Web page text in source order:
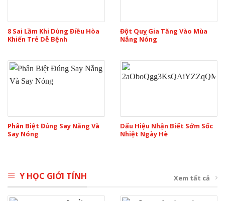
8 Sai Lầm Khi Dùng Điều Hòa
Khiến Trẻ Dễ Bệnh
Đột Quỵ Gia Tăng Vào Mùa
Nắng Nóng
Phân Biệt Đúng Say Nắng Và
Say Nóng
Dấu Hiệu Nhận Biết Sớm Sốc
Nhiệt Ngày Hè
Y HỌC GIỚI TÍNH Xem tất cả